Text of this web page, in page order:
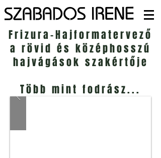
Frizura-Hajformatervező
a rövid és középhosszú
hajvágások szakértője
Több mint fodrász...